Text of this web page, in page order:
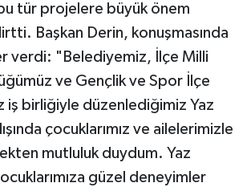
tür projelere büyük önem
Başkan Derin, konuşmasında
verdi: "Belediyemiz, İlçe Milli
ve Gençlik ve Spor İlçe
iş birliğiyle düzenlediğimiz Yaz
çocuklarımız ve ailelerimizle
mutluluk duydum. Yaz
güzel deneyimler